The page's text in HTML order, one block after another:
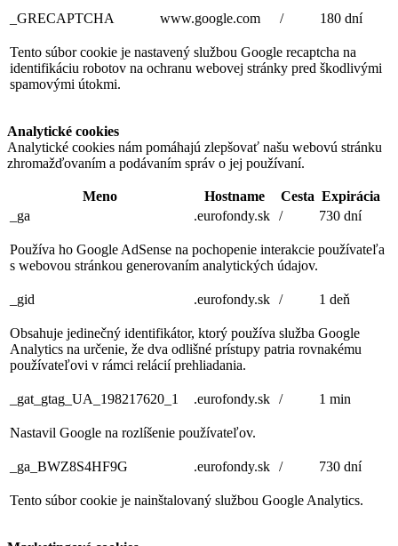
_GRECAPTCHA www.google.com / 180 dní
Tento súbor cookie je nastavený službou Google recaptcha na
identifikáciu robotov na ochranu webovej stránky pred škodlivými
spamovými útokmi.
Analytické cookies
Analytické cookies nám pomáhajú zlepšovať našu webovú stránku
zhromažďovaním a podávaním správ o jej používaní.
Meno Hostname Cesta Expirácia
_ga
.eurofondy.sk / 730 dní
Používa ho Google AdSense na pochopenie interakcie používateľa
s webovou stránkou generovaním analytických údajov.
_gid .eurofondy.sk / 1 deň
Obsahuje jedinečný identifikátor, ktorý používa služba Google
Analytics na určenie, že dva odlišné prístupy patria rovnakému
používateľovi v rámci relácií prehliadania.
_gat_gtag_UA_198217620_1 .eurofondy.sk / 1 min
Nastavil Google na rozlíšenie používateľov.
_ga_BWZ8S4HF9G .eurofondy.sk / 730 dní
Tento súbor cookie je nainštalovaný službou Google Analytics.